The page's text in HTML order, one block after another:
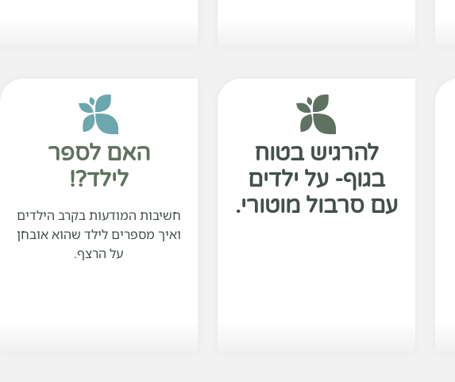
להרגיש בטוח
בגוף- על ילדים
עם סרבול מוטורי.
האם לספר
לילד?!
חשיבות המודעות בקרב הילדים
ואיך מספרים לילד שהוא אובחן
על הרצף.